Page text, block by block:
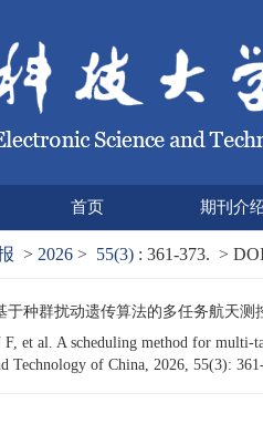
首页 期刊介
> 2026 > 55(3) : 361-373. >
种群扰动遗传算法的多任务航天测
et al. A scheduling method for multi-
Technology of China, 2026, 55(3):